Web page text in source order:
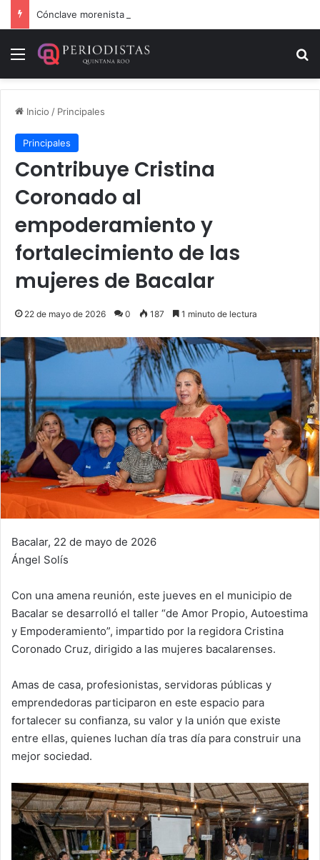
Cónclave morenista en el WTC de la CDMX
Menú
Inicio / Principales
Principales
Contribuye Cristina
Coronado al
empoderamiento y
fortalecimiento de las
mujeres de Bacalar
22 de mayo de 2026 0 187 1 minuto de lectura
Bacalar, 22 de mayo de 2026
Ángel Solís
Con una amena reunión, este jueves en el municipio de
Bacalar se desarrolló el taller “de Amor Propio, Autoestima
y Empoderamiento”, impartido por la regidora Cristina
Coronado Cruz, dirigido a las mujeres bacalarenses.
Amas de casa, profesionistas, servidoras públicas y
emprendedoras participaron en este espacio para
fortalecer su confianza, su valor y la unión que existe
entre ellas, quienes luchan día tras día para construir una
mejor sociedad.